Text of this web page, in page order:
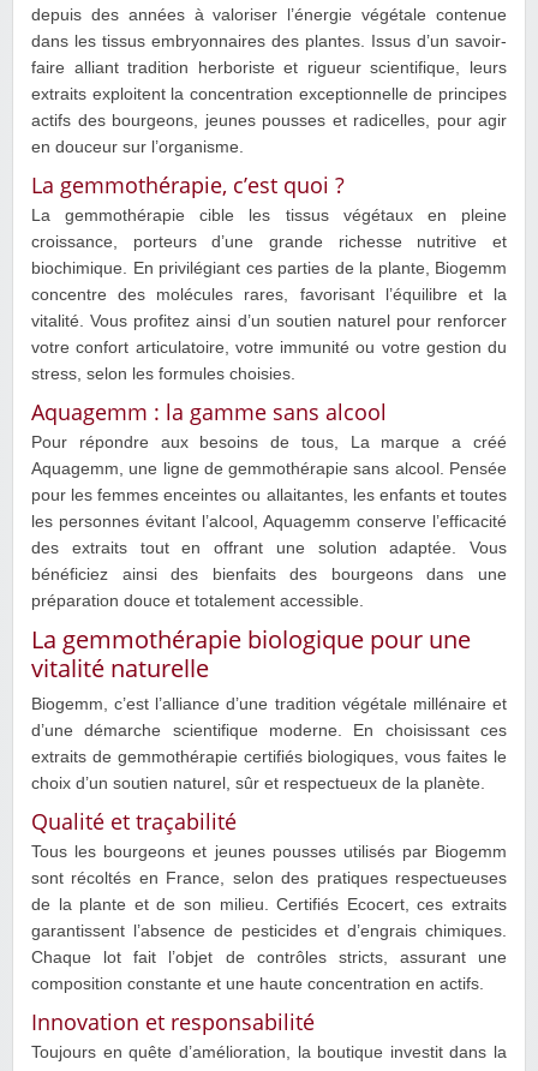
depuis des années à valoriser l’énergie végétale contenue
dans les tissus embryonnaires des plantes. Issus d’un savoir-
faire alliant tradition herboriste et rigueur scientifique, leurs
extraits exploitent la concentration exceptionnelle de principes
actifs des bourgeons, jeunes pousses et radicelles, pour agir
en douceur sur l’organisme.
La gemmothérapie, c’est quoi ?
La gemmothérapie cible les tissus végétaux en pleine
croissance, porteurs d’une grande richesse nutritive et
biochimique. En privilégiant ces parties de la plante, Biogemm
concentre des molécules rares, favorisant l’équilibre et la
vitalité. Vous profitez ainsi d’un soutien naturel pour renforcer
votre confort articulatoire, votre immunité ou votre gestion du
stress, selon les formules choisies.
Aquagemm : la gamme sans alcool
Pour répondre aux besoins de tous, La marque a créé
Aquagemm, une ligne de gemmothérapie sans alcool. Pensée
pour les femmes enceintes ou allaitantes, les enfants et toutes
les personnes évitant l’alcool, Aquagemm conserve l’efficacité
des extraits tout en offrant une solution adaptée. Vous
bénéficiez ainsi des bienfaits des bourgeons dans une
préparation douce et totalement accessible.
La gemmothérapie biologique pour une
vitalité naturelle
Biogemm, c’est l’alliance d’une tradition végétale millénaire et
d’une démarche scientifique moderne. En choisissant ces
extraits de gemmothérapie certifiés biologiques, vous faites le
choix d’un soutien naturel, sûr et respectueux de la planète.
Qualité et traçabilité
Tous les bourgeons et jeunes pousses utilisés par Biogemm
sont récoltés en France, selon des pratiques respectueuses
de la plante et de son milieu. Certifiés Ecocert, ces extraits
garantissent l’absence de pesticides et d’engrais chimiques.
Chaque lot fait l’objet de contrôles stricts, assurant une
composition constante et une haute concentration en actifs.
Innovation et responsabilité
Toujours en quête d’amélioration, la boutique investit dans la